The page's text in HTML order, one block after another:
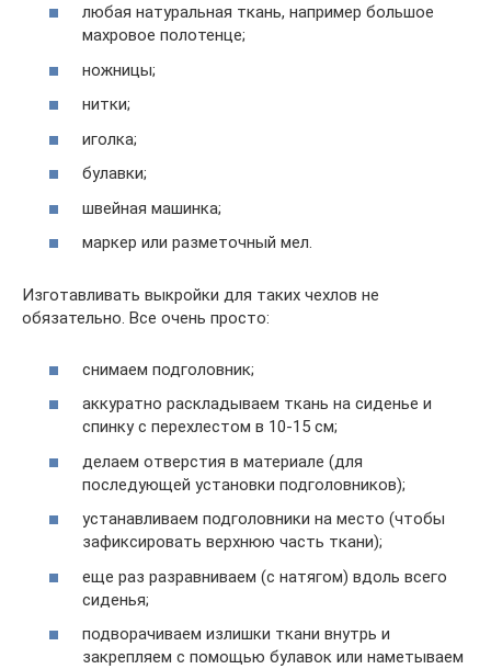
любая натуральная ткань, например большое
махровое полотенце;
ножницы;
нитки;
иголка;
булавки;
швейная машинка;
маркер или разметочный мел.
Изготавливать выкройки для таких чехлов не
обязательно. Все очень просто:
снимаем подголовник;
аккуратно раскладываем ткань на сиденье и
спинку с перехлестом в 10-15 см;
делаем отверстия в материале (для
последующей установки подголовников);
устанавливаем подголовники на место (чтобы
зафиксировать верхнюю часть ткани);
еще раз разравниваем (с натягом) вдоль всего
сиденья;
подворачиваем излишки ткани внутрь и
закрепляем с помощью булавок или наметываем